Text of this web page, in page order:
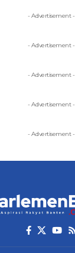
- Advertisement -
- Advertisement -
- Advertisement -
- Advertisement -
- Advertisement -